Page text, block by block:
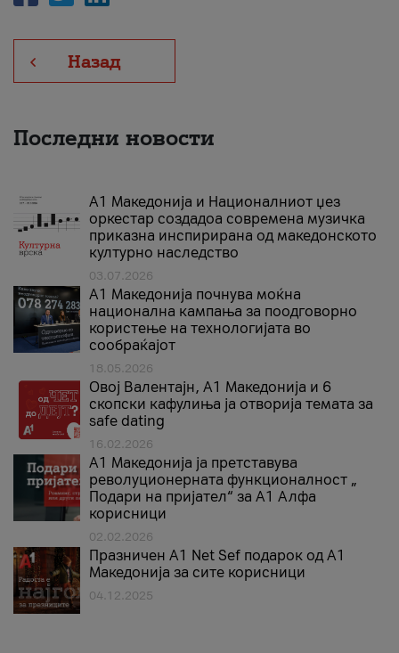
Назад
Последни новости
А1 Македонија и Националниот џез
оркестар создадоа современа музичка
приказна инспирирана од македонското
културно наследство
03.07.2026
A1 Македонија почнува моќна
национална кампања за поодговорно
користење на технологијата во
сообраќајот
18.05.2026
Овој Валентајн, A1 Македонија и 6
скопски кафулиња ја отворија темата за
safe dating
16.02.2026
А1 Македонија ја претставува
револуционерната функционалност „
Подари на пријател“ за А1 Алфа
корисници
02.02.2026
Празничен A1 Net Sеf подарок од А1
Македонија за сите корисници
04.12.2025